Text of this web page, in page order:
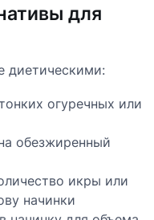
для
диетическими:
огуречных или
обезжиренный
икры или
начинки